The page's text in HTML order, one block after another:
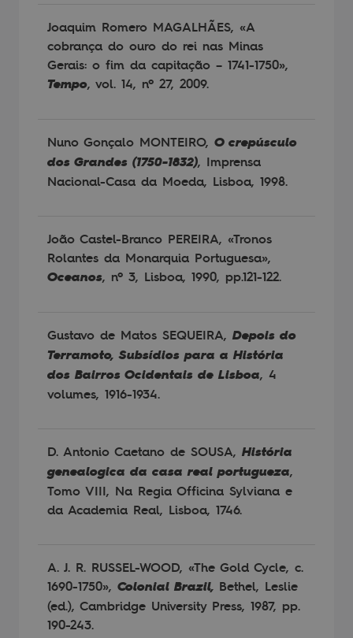
Joaquim Romero MAGALHÃES, «A
cobrança do ouro do rei nas Minas
Gerais: o fim da capitação – 1741-1750»,
Tempo, vol. 14, nº 27, 2009.
Nuno Gonçalo MONTEIRO, O crepúsculo
dos Grandes (1750-1832), Imprensa
Nacional-Casa da Moeda, Lisboa, 1998.
João Castel-Branco PEREIRA, «Tronos
Rolantes da Monarquia Portuguesa»,
Oceanos, nº 3, Lisboa, 1990, pp.121-122.
Gustavo de Matos SEQUEIRA, Depois do
Terramoto, Subsídios para a História
dos Bairros Ocidentais de Lisboa, 4
volumes, 1916-1934.
D. Antonio Caetano de SOUSA, História
genealogica da casa real portugueza,
Tomo VIII, Na Regia Officina Sylviana e
da Academia Real, Lisboa, 1746.
A. J. R. RUSSEL-WOOD, «The Gold Cycle, c.
1690-1750», Colonial Brazil, Bethel, Leslie
(ed.), Cambridge University Press, 1987, pp.
190-243.